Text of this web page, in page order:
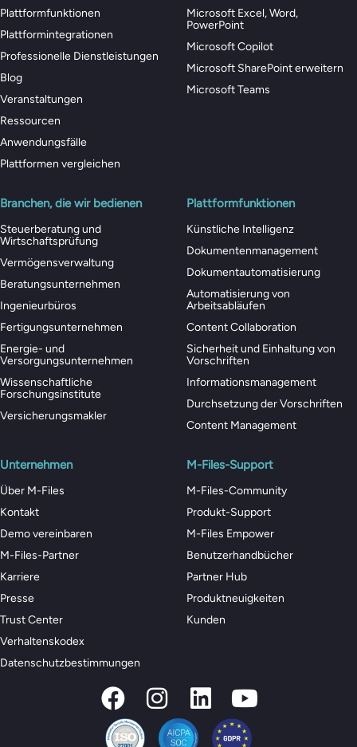
Plattformfunktionen
Plattformintegrationen
Professionelle Dienstleistungen
Blog
Veranstaltungen
Ressourcen
Anwendungsfälle
Plattformen vergleichen
Microsoft Excel, Word,
PowerPoint
Microsoft Copilot
Microsoft SharePoint erweitern
Microsoft Teams
Branchen, die wir bedienen
Steuerberatung und
Wirtschaftsprüfung
Vermögensverwaltung
Beratungsunternehmen
Ingenieurbüros
Fertigungsunternehmen
Energie- und
Versorgungsunternehmen
Wissenschaftliche
Forschungsinstitute
Versicherungsmakler
Plattformfunktionen
Künstliche Intelligenz
Dokumentenmanagement
Dokumentautomatisierung
Automatisierung von
Arbeitsabläufen
Content Collaboration
Sicherheit und Einhaltung von
Vorschriften
Informationsmanagement
Durchsetzung der Vorschriften
Content Management
Unternehmen
Über M-Files
Kontakt
Demo vereinbaren
M-Files-Partner
Karriere
Presse
Trust Center
Verhaltenskodex
Datenschutzbestimmungen
M-Files-Support
M-Files-Community
Produkt-Support
M-Files Empower
Benutzerhandbücher
Partner Hub
Produktneuigkeiten
Kunden